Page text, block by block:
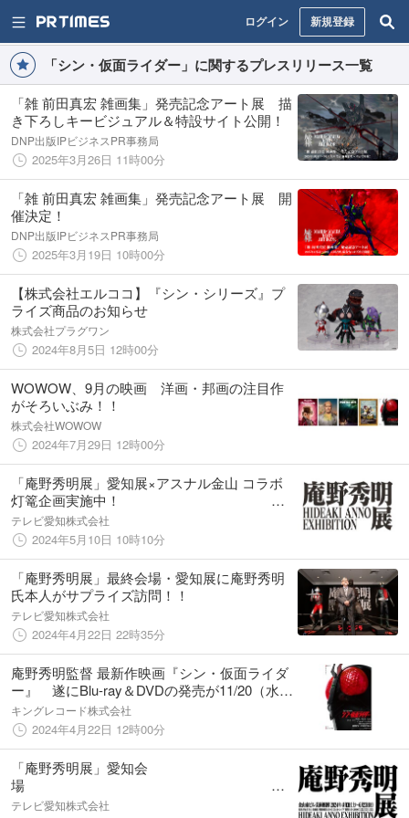
ログイン 新規登録
「シン・仮面ライダー」に関するプレスリリース一覧
「雑 前田真宏 雑画集」発売記念アート展 描
き下ろしキービジュアル＆特設サイト公開！
DNP出版IPビジネスPR事務局
2025年3月26日 11時00分
「雑 前田真宏 雑画集」発売記念アート展 開
催決定！
DNP出版IPビジネスPR事務局
2025年3月19日 10時00分
【株式会社エルココ】『シン・シリーズ』プ
ライズ商品のお知らせ
株式会社プラグワン
2024年8月5日 12時00分
WOWOW、9月の映画 洋画・邦画の注目作
がそろいぶみ！！
株式会社WOWOW
2024年7月29日 12時00分
「庵野秀明展」愛知展×アスナル金山 コラボ
灯篭企画実施中！ さ
らに、5月13日（月）より平日限定プレゼント
企画も展開
テレビ愛知株式会社
2024年5月10日 10時10分
「庵野秀明展」最終会場・愛知展に庵野秀明
氏本人がサプライズ訪問！！
テレビ愛知株式会社
2024年4月22日 22時35分
庵野秀明監督 最新作映画『シン・仮面ライダ
ー』 遂にBlu-ray＆DVDの発売が11/20（水）
に決定！ 【完全受注限定版は豪華特典セッ
ト】
キングレコード株式会社
2024年4月22日 12時00分
「庵野秀明展」愛知会
場
第一弾・会場限定オリジ
テレビ愛知株式会社